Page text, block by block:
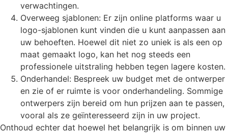
verwachtingen.
Overweeg sjablonen: Er zijn online platforms waar u
logo-sjablonen kunt vinden die u kunt aanpassen aan
uw behoeften. Hoewel dit niet zo uniek is als een op
maat gemaakt logo, kan het nog steeds een
professionele uitstraling hebben tegen lagere kosten.
Onderhandel: Bespreek uw budget met de ontwerper
en zie of er ruimte is voor onderhandeling. Sommige
ontwerpers zijn bereid om hun prijzen aan te passen,
vooral als ze geïnteresseerd zijn in uw project.
Onthoud echter dat hoewel het belangrijk is om binnen uw